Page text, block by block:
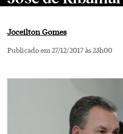
Joceilton Gomes
Publicado em 27/12/2017 às 23h00